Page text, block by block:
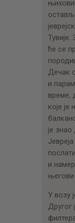
Тувије.
ће се
Дечак
и
време,
које
је
и
У возу
Другог